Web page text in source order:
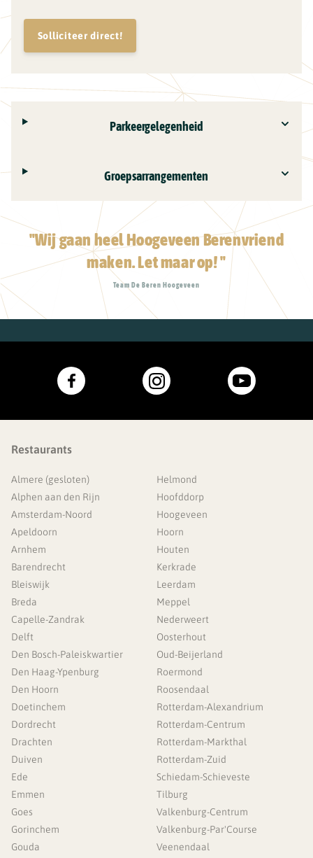
Solliciteer direct!
Parkeergelegenheid
Groepsarrangementen
"Wij gaan heel Hoogeveen Berenvriend
maken. Let maar op! "
Team De Beren Hoogeveen
Restaurants
Almere (gesloten)
Alphen aan den Rijn
Amsterdam-Noord
Apeldoorn
Arnhem
Barendrecht
Bleiswijk
Breda
Capelle-Zandrak
Delft
Den Bosch-Paleiskwartier
Den Haag-Ypenburg
Den Hoorn
Doetinchem
Dordrecht
Drachten
Duiven
Ede
Emmen
Goes
Gorinchem
Gouda
Helmond
Hoofddorp
Hoogeveen
Hoorn
Houten
Kerkrade
Leerdam
Meppel
Nederweert
Oosterhout
Oud-Beijerland
Roermond
Roosendaal
Rotterdam-Alexandrium
Rotterdam-Centrum
Rotterdam-Markthal
Rotterdam-Zuid
Schiedam-Schieveste
Tilburg
Valkenburg-Centrum
Valkenburg-Par'Course
Veenendaal